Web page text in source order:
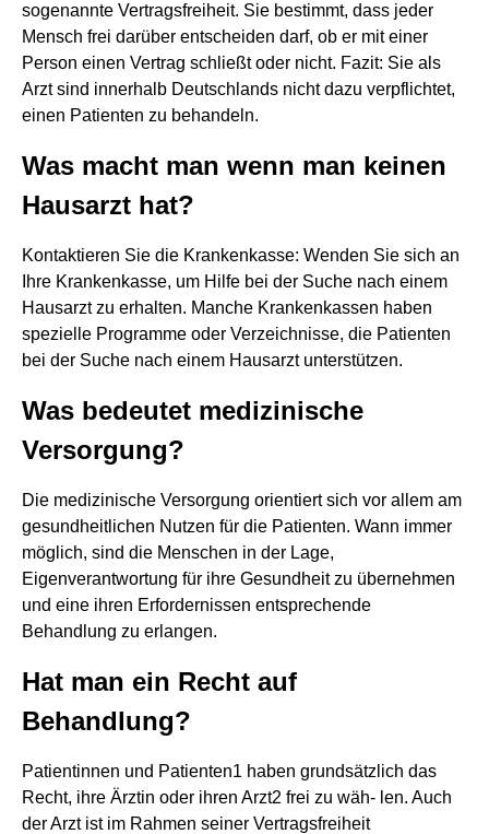
sogenannte Vertragsfreiheit. Sie bestimmt, dass jeder
Mensch frei darüber entscheiden darf, ob er mit einer
Person einen Vertrag schließt oder nicht. Fazit: Sie als
Arzt sind innerhalb Deutschlands nicht dazu verpflichtet,
einen Patienten zu behandeln.
Was macht man wenn man keinen
Hausarzt hat?
Kontaktieren Sie die Krankenkasse: Wenden Sie sich an
Ihre Krankenkasse, um Hilfe bei der Suche nach einem
Hausarzt zu erhalten. Manche Krankenkassen haben
spezielle Programme oder Verzeichnisse, die Patienten
bei der Suche nach einem Hausarzt unterstützen.
Was bedeutet medizinische
Versorgung?
Die medizinische Versorgung orientiert sich vor allem am
gesundheitlichen Nutzen für die Patienten. Wann immer
möglich, sind die Menschen in der Lage,
Eigenverantwortung für ihre Gesundheit zu übernehmen
und eine ihren Erfordernissen entsprechende
Behandlung zu erlangen.
Hat man ein Recht auf
Behandlung?
Patientinnen und Patienten1 haben grundsätzlich das
Recht, ihre Ärztin oder ihren Arzt2 frei zu wäh- len. Auch
der Arzt ist im Rahmen seiner Vertragsfreiheit